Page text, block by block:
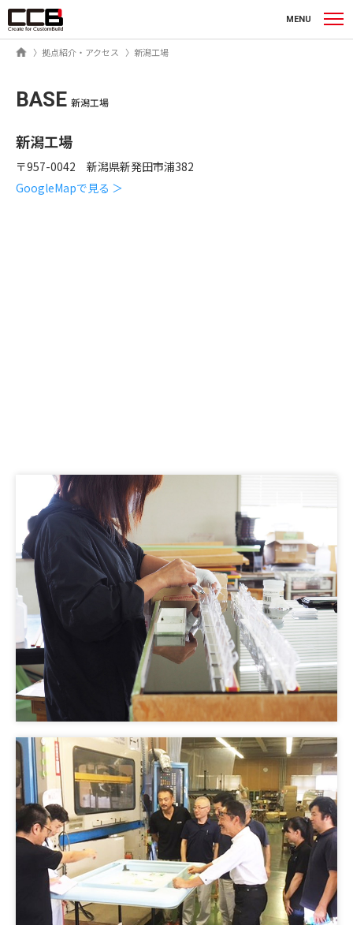
MENU
ホーム拠点紹介・アクセス 新潟工場
BASE 新潟工場
新潟工場
〒957-0042 新潟県新発田市浦382
GoogleMapで見る ＞